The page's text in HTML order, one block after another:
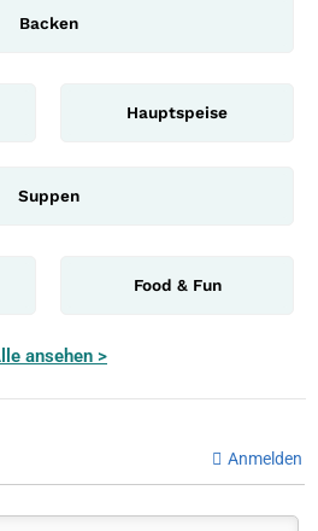
Backen
Hauptspeise
Suppen
Food & Fun
ansehen >
Anmelden